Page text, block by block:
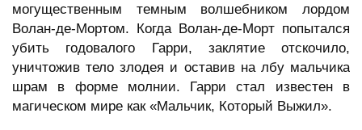
могущественным темным волшебником лордом
Волан-де-Мортом. Когда Волан-де-Морт попытался
убить годовалого Гарри, заклятие отскочило,
уничтожив тело злодея и оставив на лбу мальчика
шрам в форме молнии. Гарри стал известен в
магическом мире как «Мальчик, Который Выжил».